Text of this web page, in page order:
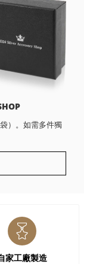
）。如需多件獨
家工廠製造